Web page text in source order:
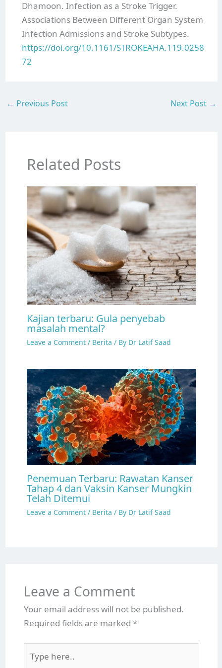
Dhamoon. Infection as a Stroke Trigger.
Associations Between Different Organ System
Infection Admissions and Stroke Subtypes.
https://doi.org/10.1161/STROKEAHA.119.0258
72
← Previous Post Next Post →
Related Posts
Kajian terbaru: Gula penyebab
masalah mental?
Leave a Comment / Berita / By Dr Latif Saad
Penemuan Terbaru: Rawatan Kanser
Tahap 4 dan Vaksin Kanser Mungkin
Telah Ditemui
Leave a Comment / Berita / By Dr Latif Saad
Leave a Comment
Your email address will not be published.
Required fields are marked *
here..